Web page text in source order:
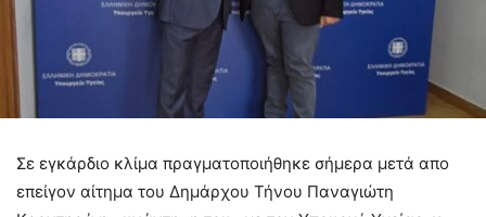
Σε εγκάρδιο κλίμα πραγματοποιήθηκε σήμερα μετά απο
επείγον αίτημα του Δημάρχου Τήνου Παναγιώτη